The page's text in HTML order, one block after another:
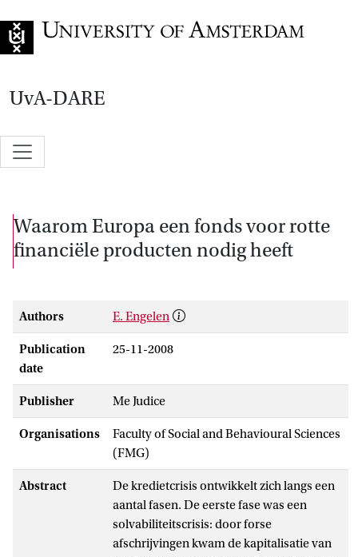
UvA-DARE
Waarom Europa een fonds voor rotte
financiële producten nodig heeft
Authors E. Engelen
Publication
date
25-11-2008
Publisher Me Judice
Organisations
Faculty of Social and Behavioural Sciences
(FMG)
Abstract
De kredietcrisis ontwikkelt zich langs een
aantal fasen. De eerste fase was een
solvabiliteitscrisis: door forse
afschrijvingen kwam de kapitalisatie van